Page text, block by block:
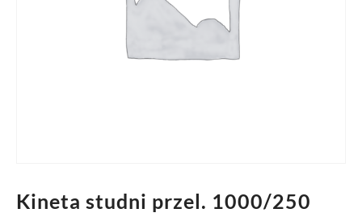
Kineta studni przel. 1000/250